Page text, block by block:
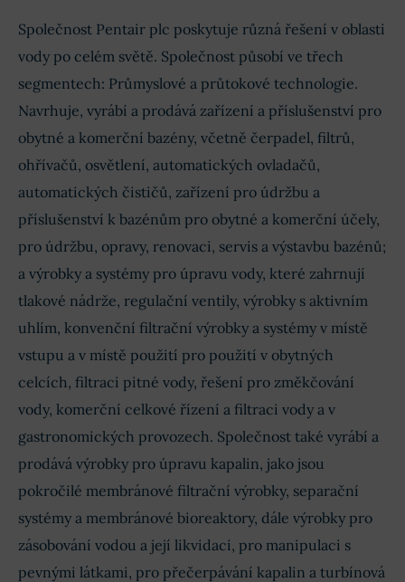
Společnost Pentair plc poskytuje různá řešení v oblasti
vody po celém světě. Společnost působí ve třech
segmentech: Průmyslové a průtokové technologie.
Navrhuje, vyrábí a prodává zařízení a příslušenství pro
obytné a komerční bazény, včetně čerpadel, filtrů,
ohřívačů, osvětlení, automatických ovladačů,
automatických čističů, zařízení pro údržbu a
příslušenství k bazénům pro obytné a komerční účely,
pro údržbu, opravy, renovaci, servis a výstavbu bazénů;
a výrobky a systémy pro úpravu vody, které zahrnují
tlakové nádrže, regulační ventily, výrobky s aktivním
uhlím, konvenční filtrační výrobky a systémy v místě
vstupu a v místě použití pro použití v obytných
celcích, filtraci pitné vody, řešení pro změkčování
vody, komerční celkové řízení a filtraci vody a v
gastronomických provozech. Společnost také vyrábí a
prodává výrobky pro úpravu kapalin, jako jsou
pokročilé membránové filtrační výrobky, separační
systémy a membránové bioreaktory, dále výrobky pro
zásobování vodou a její likvidaci, pro manipulaci s
pevnými látkami, pro přečerpávání kapalin a turbínová